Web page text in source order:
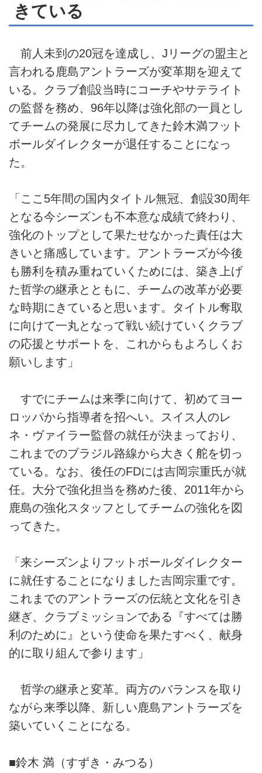
きている
前人未到の20冠を達成し、Jリーグの盟主と
言われる鹿島アントラーズが変革期を迎えて
いる。クラブ創設当時にコーチやサテライト
の監督を務め、96年以降は強化部の一員とし
てチームの発展に尽力してきた鈴木満フット
ボールダイレクターが退任することになっ
た。
「ここ5年間の国内タイトル無冠、創設30周年
となる今シーズンも不本意な成績で終わり、
強化のトップとして果たせなかった責任は大
きいと痛感しています。アントラーズが今後
も勝利を積み重ねていくためには、築き上げ
た哲学の継承とともに、チームの改革が必要
な時期にきていると思います。タイトル奪取
に向けて一丸となって戦い続けていくクラブ
の応援とサポートを、これからもよろしくお
願いします」
すでにチームは来季に向けて、初めてヨー
ロッパから指導者を招へい。スイス人のレ
ネ・ヴァイラー監督の就任が決まっており、
これまでのブラジル路線から大きく舵を切っ
ている。なお、後任のFDには吉岡宗重氏が就
任。大分で強化担当を務めた後、2011年から
鹿島の強化スタッフとしてチームの強化を図
ってきた。
「来シーズンよりフットボールダイレクター
に就任することになりました吉岡宗重です。
これまでのアントラーズの伝統と文化を引き
継ぎ、クラブミッションである『すべては勝
利のために』という使命を果たすべく、献身
的に取り組んで参ります」
哲学の継承と変革。両方のバランスを取り
ながら来季以降、新しい鹿島アントラーズを
築いていくことになる。
■鈴木 満（すずき・みつる）